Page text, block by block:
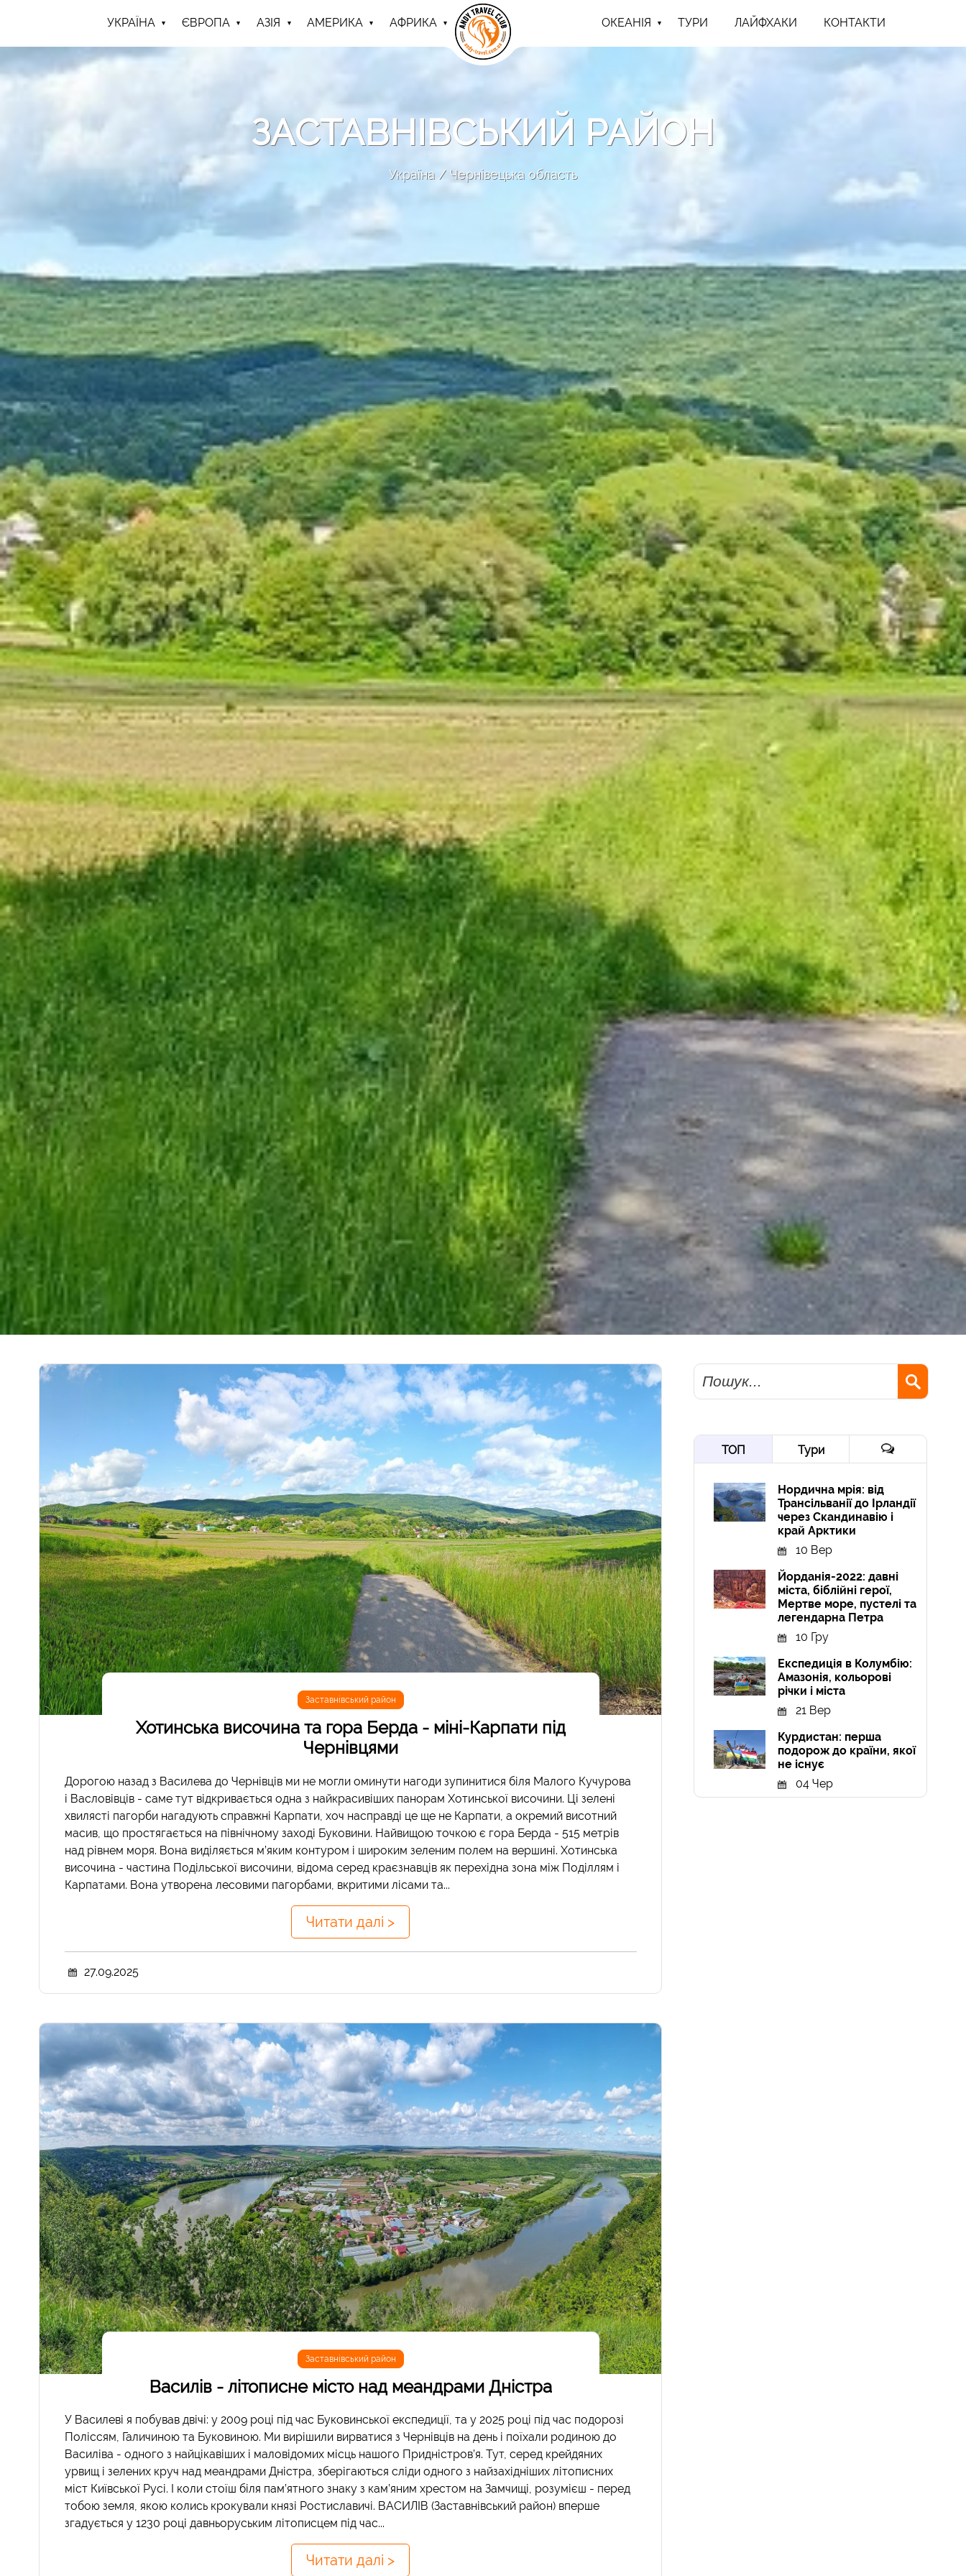
УКРАЇНА ЄВРОПА АЗІЯ АМЕРИКА АФРИКА ОКЕАНІЯ ТУРИ ЛАЙФХАКИ КОНТАКТИ
ЗАСТАВНІВСЬКИЙ РАЙОН
Україна Чернівецька область
Заставнівський район
Хотинська височина та гора Берда - міні-Карпати під
Чернівцями
Дорогою назад з Василева до Чернівців ми не могли оминути нагоди зупинитися біля Малого Кучурова
і Васловівців - саме тут відкривається одна з найкрасивіших панорам Хотинської височини. Ці зелені
хвилясті пагорби нагадують справжні Карпати, хоч насправді це ще не Карпати, а окремий висотний
масив, що простягається на північному заході Буковини. Найвищою точкою є гора Берда - 515 метрів
над рівнем моря. Вона виділяється м’яким контуром і широким зеленим полем на вершині. Хотинська
височина - частина Подільської височини, відома серед краєзнавців як перехідна зона між Поділлям і
Карпатами. Вона утворена лесовими пагорбами, вкритими лісами та...
Читати далі >
27.09.2025
Заставнівський район
Василів - літописне місто над меандрами Дністра
У Василеві я побував двічі: у 2009 році під час Буковинської експедиції, та у 2025 році під час подорозі
Поліссям, Галичиною та Буковиною. Ми вирішили вирватися з Чернівців на день і поїхали родиною до
Василіва - одного з найцікавіших і маловідомих місць нашого Придністров’я. Тут, серед крейдяних
урвищ і зелених круч над меандрами Дністра, зберігаються сліди одного з найзахідніших літописних
міст Київської Русі. І коли стоїш біля пам’ятного знаку з кам’яним хрестом на Замчищі, розумієш - перед
тобою земля, якою колись крокували князі Ростиславичі. ВАСИЛІВ (Заставнівський район) вперше
згадується у 1230 році давньоруським літописцем під час...
Читати далі >
Пошук
ТОП Тури
Нордична мрія: від
Трансільванії до Ірландії
через Скандинавію і
край Арктики
10 Вер
Йорданія-2022: давні
міста, біблійні герої,
Мертве море, пустелі та
легендарна Петра
10 Гру
Експедиція в Колумбію:
Амазонія, кольорові
річки і міста
21 Вер
Курдистан: перша
подорож до країни, якої
не існує
04 Чер